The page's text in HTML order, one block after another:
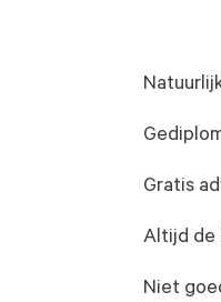
Gratis
Altijd de
Niet